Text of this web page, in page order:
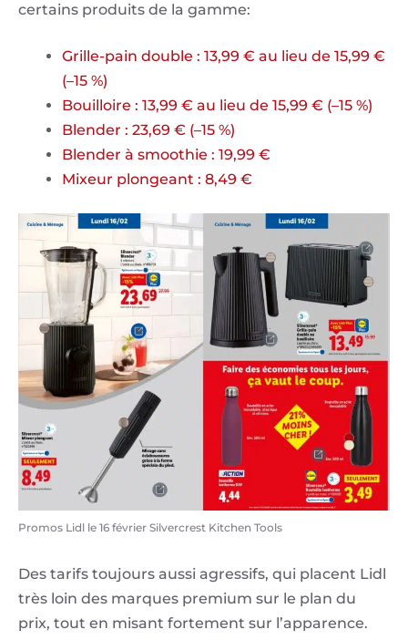
certains produits de la gamme:
Grille-pain double : 13,99 € au lieu de 15,99 €
(–15 %)
Bouilloire : 13,99 € au lieu de 15,99 € (–15 %)
Blender : 23,69 € (–15 %)
Blender à smoothie : 19,99 €
Mixeur plongeant : 8,49 €
Promos Lidl le 16 février Silvercrest Kitchen Tools
Des tarifs toujours aussi agressifs, qui placent Lidl
très loin des marques premium sur le plan du
prix, tout en misant fortement sur l’apparence.